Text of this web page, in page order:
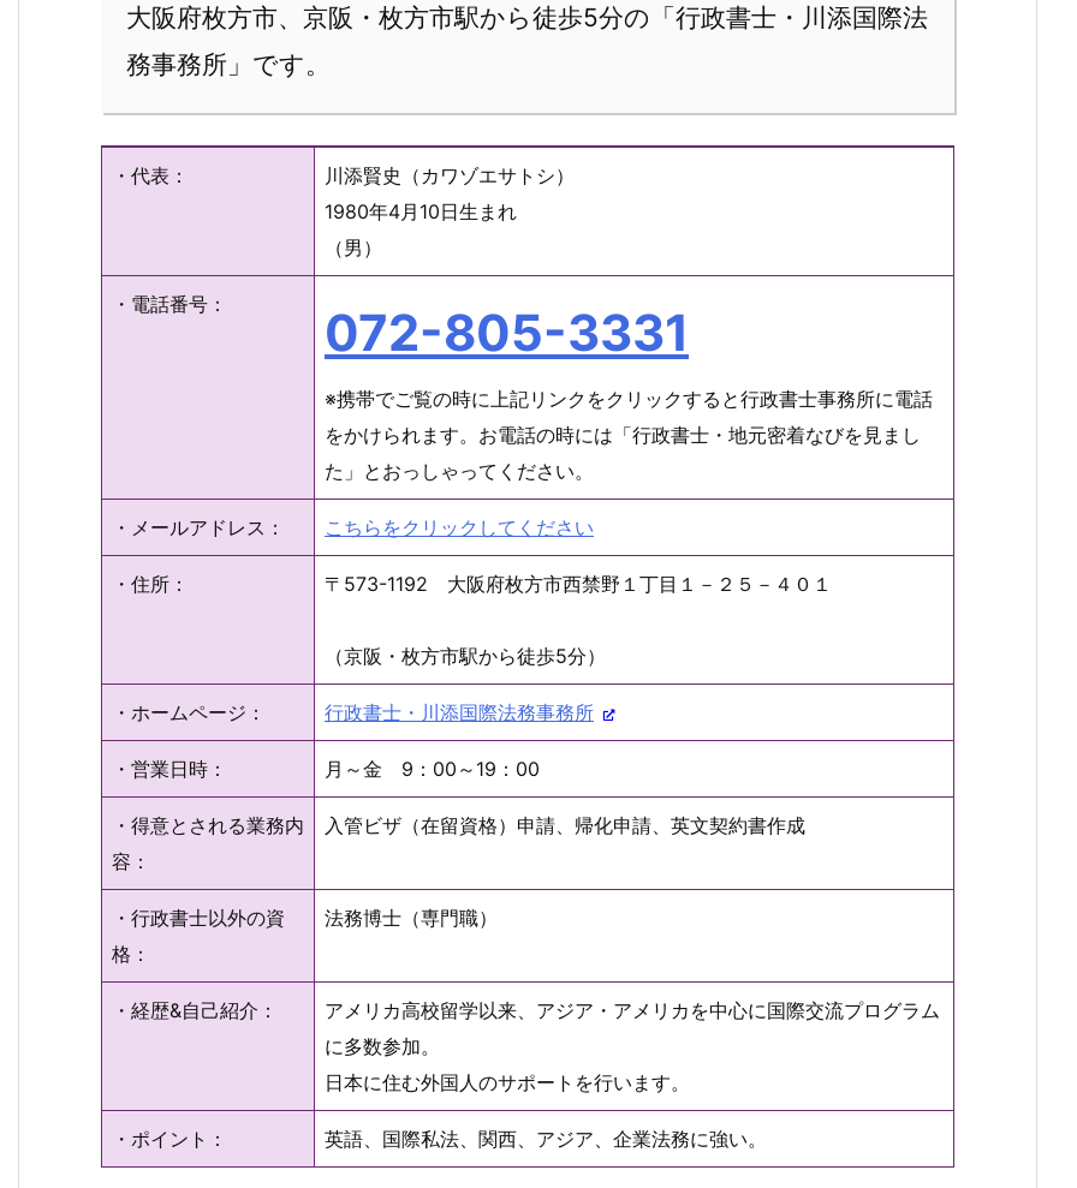
大阪府枚方市、京阪・枚方市駅から徒歩5分の「行政書士・川添国際法
務事務所」です。
・代表：
川添賢史（カワゾエサトシ）
1980年4月10日生まれ
（男）
・電話番号： 072-805-3331
※携帯でご覧の時に上記リンクをクリックすると行政書士事務所に電話
をかけられます。お電話の時には「行政書士・地元密着なびを見まし
た」とおっしゃってください。
・メールアドレス： こちらをクリックしてください
・住所： 〒573-1192 大阪府枚方市西禁野１丁目１－２５－４０１
（京阪・枚方市駅から徒歩5分）
・ホームページ： 行政書士・川添国際法務事務所
・営業日時： 月～金 9：00～19：00
・得意とされる業務内
容：
入管ビザ（在留資格）申請、帰化申請、英文契約書作成
・行政書士以外の資
格：
法務博士（専門職）
・経歴&自己紹介：
アメリカ高校留学以来、アジア・アメリカを中心に国際交流プログラム
に多数参加。
日本に住む外国人のサポートを行います。
・ポイント： 英語、国際私法、関西、アジア、企業法務に強い。